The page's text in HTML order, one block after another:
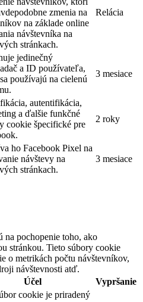
zmenia na
na základe online
návštevníka na
stránkach.
Relácia
jedinečný
a ID používateľa,
používajú na cielenú
3 mesiace
autentifikácia,
a ďalšie funkčné
cookie špecifické pre
2 roky
ho Facebook Pixel na
návštevy na
stránkach.
3 mesiace
na pochopenie toho, ako
stránkou. Tieto súbory cookie
o metrikách počtu návštevníkov,
návštevnosti atď.
Účel
Vypršanie
cookie je priradený